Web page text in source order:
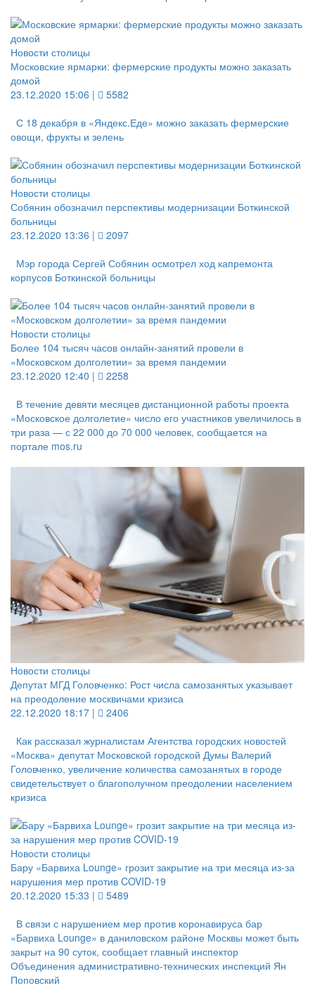
Новости столицы
Московские ярмарки: фермерские продукты можно заказать
домой
23.12.2020 15:06 |
5582
С 18 декабря в «Яндекс.Еде» можно заказать фермерские
овощи, фрукты и зелень
Новости столицы
Собянин обозначил перспективы модернизации Боткинской
больницы
23.12.2020 13:36 |
2097
Мэр города Сергей Собянин осмотрел ход капремонта
корпусов Боткинской больницы
Новости столицы
Более 104 тысяч часов онлайн-занятий провели в
«Московском долголетии» за время пандемии
23.12.2020 12:40 |
2258
В течение девяти месяцев дистанционной работы проекта
«Московское долголетие» число его участников увеличилось в
три раза — с 22 000 до 70 000 человек, сообщается на
портале mos.ru
Новости столицы
Депутат МГД Головченко: Рост числа самозанятых указывает
на преодоление москвичами кризиса
22.12.2020 18:17 |
2406
Как рассказал журналистам Агентства городских новостей
«Москва» депутат Московской городской Думы Валерий
Головченко, увеличение количества самозанятых в городе
свидетельствует о благополучном преодолении населением
кризиса
Новости столицы
Бару «Барвиха Lounge» грозит закрытие на три месяца из-за
нарушения мер против COVID-19
20.12.2020 15:33 |
5489
В связи с нарушением мер против коронавируса бар
«Барвиха Lounge» в даниловском районе Москвы может быть
закрыт на 90 суток, сообщает главный инспектор
Объединения административно-технических инспекций Ян
Поповский